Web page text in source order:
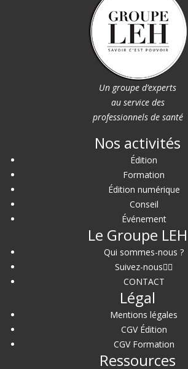
Un groupe d’experts
au service des
professionnels de santé
Nos activités
Édition
Formation
Édition numérique
Conseil
Événement
Le Groupe LEH
Qui sommes-nous ?
Suivez-nous
CONTACT
Légal
Mentions légales
CGV Édition
CGV Formation
Ressources